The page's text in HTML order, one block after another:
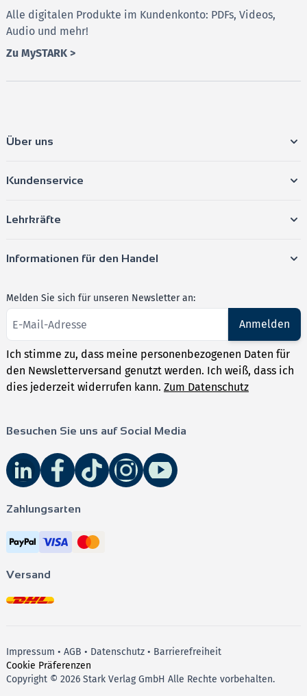
Alle digitalen Produkte im Kundenkonto: PDFs, Videos,
Audio und mehr!
Zu MySTARK >
Über uns
Kundenservice
Lehrkräfte
Informationen für den Handel
Melden Sie sich für unseren Newsletter an:
Anmelden
Ich stimme zu, dass meine personenbezogenen Daten für
den Newsletterversand genutzt werden. Ich weiß, dass ich
dies jederzeit widerrufen kann. Zum Datenschutz
Besuchen Sie uns auf Social Media
Zahlungsarten
Versand
Impressum • AGB • Datenschutz • Barrierefreiheit
Cookie Präferenzen
Copyright © 2026 Stark Verlag GmbH Alle Rechte vorbehalten.